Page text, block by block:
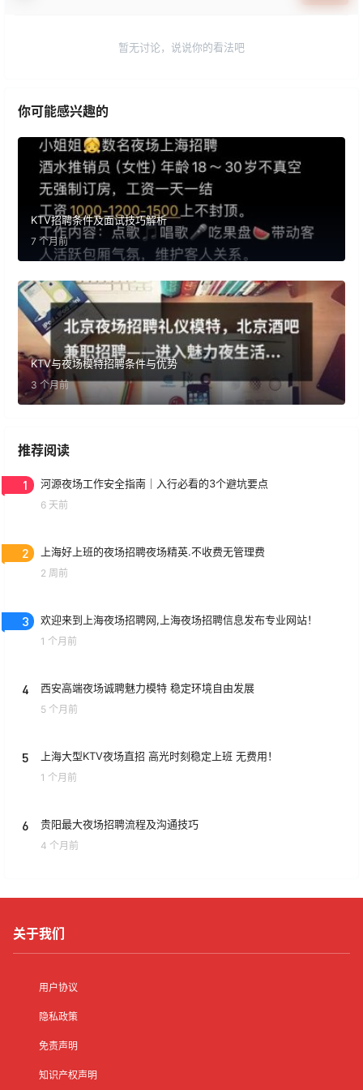
暂无讨论，说说你的看法吧
你可能感兴趣的
KTV招聘条件及面试技巧解析
7 个月前
KTV与夜场模特招聘条件与优势
3 个月前
推荐阅读
1 河源夜场工作安全指南｜入行必看的3个避坑要点
6 天前
2 上海好上班的夜场招聘夜场精英.不收费无管理费
2 周前
3 欢迎来到上海夜场招聘网,上海夜场招聘信息发布专业网站！
1 个月前
4 西安高端夜场诚聘魅力模特 稳定环境自由发展
5 个月前
5 上海大型KTV夜场直招 高光时刻稳定上班 无费用！
1 个月前
6 贵阳最大夜场招聘流程及沟通技巧
4 个月前
关于我们
用户协议
隐私政策
免责声明
知识产权声明